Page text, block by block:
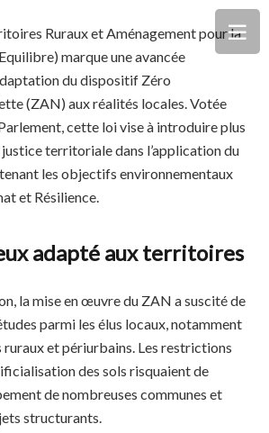
Ruraux et Aménagement pour la
marque une avancée
du dispositif Zéro
(ZAN) aux réalités locales. Votée
cette loi vise à introduire plus
territoriale dans l’application du
les objectifs environnementaux
et Résilience.
adapté aux territoires
la mise en œuvre du ZAN a suscité de
parmi les élus locaux, notamment
et périurbains. Les restrictions
des sols risquaient de
de nombreuses communes et
structurants.